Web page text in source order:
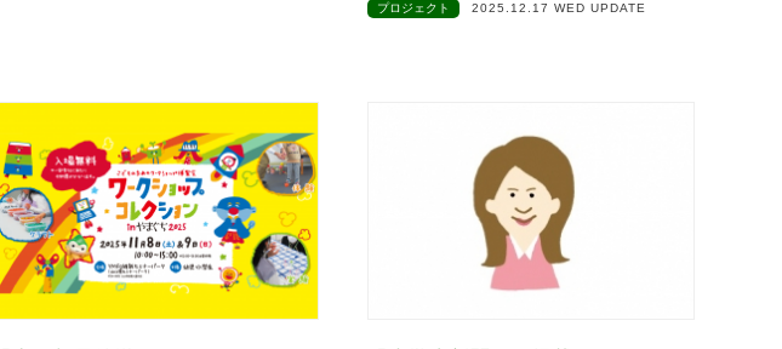
プロジェクト 2025.12.17 WED UPDATE